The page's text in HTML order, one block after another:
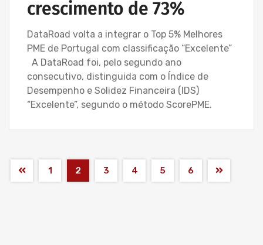
crescimento de 73%
DataRoad volta a integrar o Top 5% Melhores
PME de Portugal com classificação “Excelente”
A DataRoad foi, pelo segundo ano
consecutivo, distinguida com o Índice de
Desempenho e Solidez Financeira (IDS)
“Excelente”, segundo o método ScorePME.
1 2 3 4 5 6